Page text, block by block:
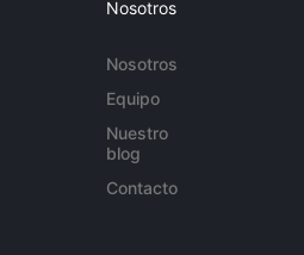
Nosotros
Nosotros
Equipo
Nuestro
blog
Contacto